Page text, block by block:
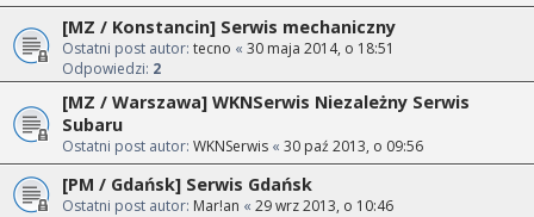
[MZ / Konstancin] Serwis mechaniczny
Ostatni post autor: tecno « 30 maja 2014, o 18:51
Odpowiedzi: 2
[MZ / Warszawa] WKNSerwis Niezależny Serwis
Subaru
Ostatni post autor: WKNSerwis « 30 paź 2013, o 09:56
[PM / Gdańsk] Serwis Gdańsk
Ostatni post autor: Mar!an « 29 wrz 2013, o 10:46